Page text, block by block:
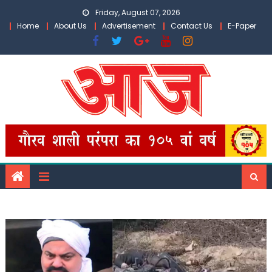
Friday, August 07, 2026
Home
About Us Advertisement Contact Us E-Paper